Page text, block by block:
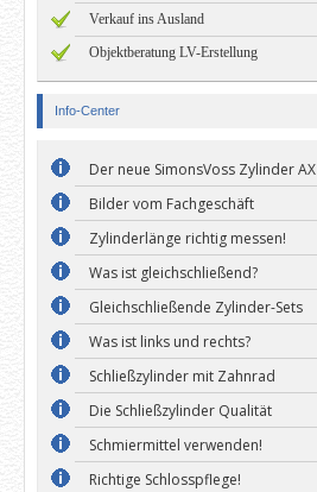
Verkauf ins Ausland
Objektberatung LV-Erstellung
Info-Center
Der neue SimonsVoss Zylinder AX
Bilder vom Fachgeschäft
Zylinderlänge richtig messen!
Was ist gleichschließend?
Gleichschließende Zylinder-Sets
Was ist links und rechts?
Schließzylinder mit Zahnrad
Die Schließzylinder Qualität
Schmiermittel verwenden!
Richtige Schlosspflege!